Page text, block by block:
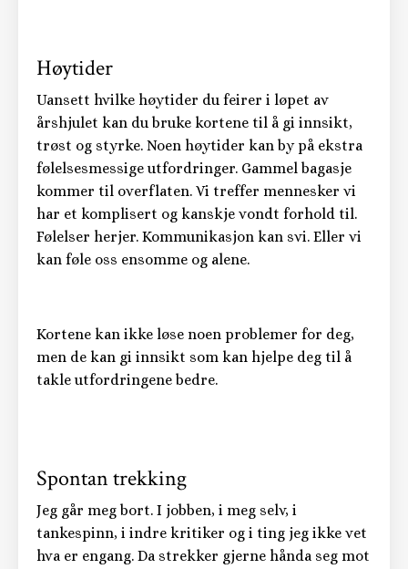
Høytider
Uansett hvilke høytider du feirer i løpet av
årshjulet kan du bruke kortene til å gi innsikt,
trøst og styrke. Noen høytider kan by på ekstra
følelsesmessige utfordringer. Gammel bagasje
kommer til overflaten. Vi treffer mennesker vi
har et komplisert og kanskje vondt forhold til.
Følelser herjer. Kommunikasjon kan svi. Eller vi
kan føle oss ensomme og alene.
Kortene kan ikke løse noen problemer for deg,
men de kan gi innsikt som kan hjelpe deg til å
takle utfordringene bedre.
Spontan trekking
Jeg går meg bort. I jobben, i meg selv, i
tankespinn, i indre kritiker og i ting jeg ikke vet
hva er engang. Da strekker gjerne hånda seg mot